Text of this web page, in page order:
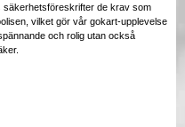
säkerhetsföreskrifter de krav som
vilket gör vår gokart-upplevelse
och rolig utan också